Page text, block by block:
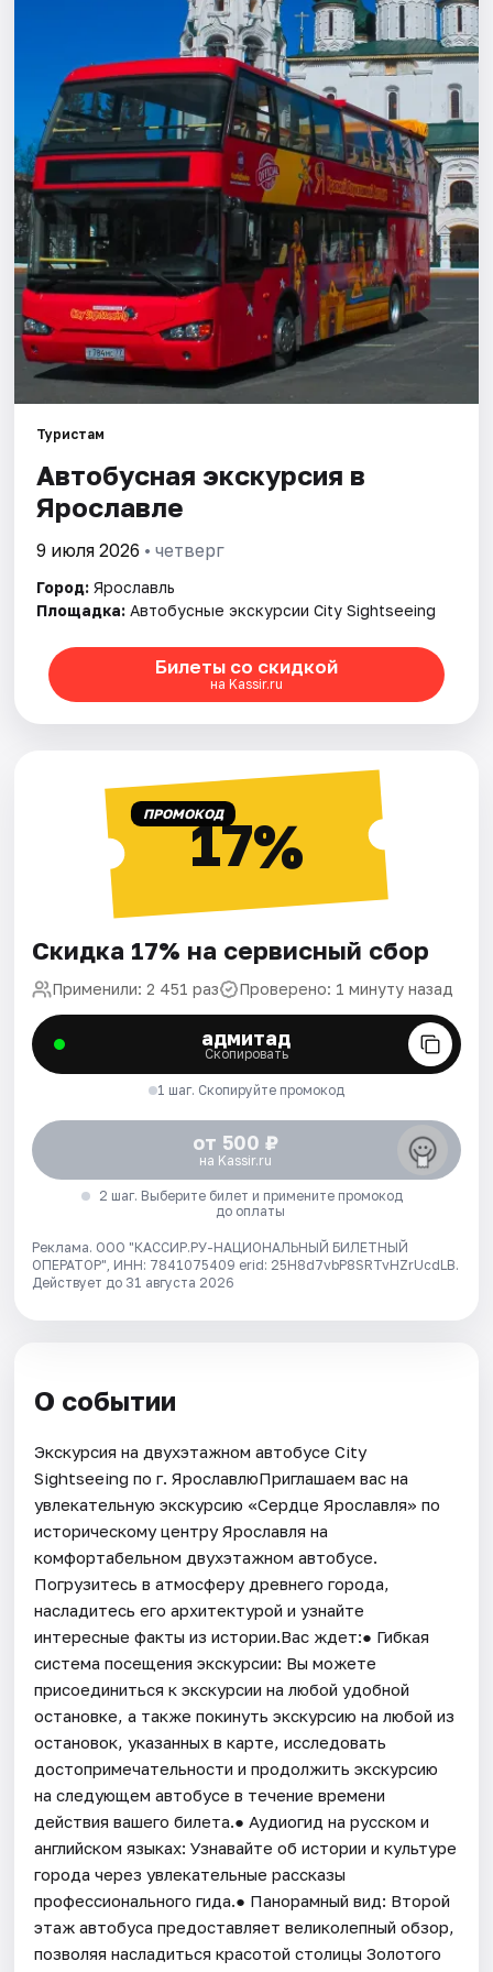
Площадки
Артисты
Рейтинги
Туристам
Автобусная экскурсия в
Ярославле
9 июля 2026 • четверг
Город: Ярославль
Площадка: Автобусные экскурсии City Sightseeing
Билеты со скидкой
на Kassir.ru
ПРОМОКОД17%
Скидка 17% на сервисный сбор
Применили: 2 451 раз Проверено: 1 минуту назад
адмитад
Скопировать
1 шаг. Скопируйте промокод
от 500 ₽
на Kassir.ru
2 шаг. Выберите билет и примените промокод
до оплаты
Реклама. ООО "КАССИР.РУ-НАЦИОНАЛЬНЫЙ БИЛЕТНЫЙ
ОПЕРАТОР", ИНН: 7841075409 erid: 25H8d7vbP8SRTvHZrUcdLB.
Действует до 31 августа 2026
О событии
Экскурсия на двухэтажном автобусе City
Sightseeing по г. ЯрославлюПриглашаем вас на
увлекательную экскурсию «Сердце Ярославля» по
историческому центру Ярославля на
комфортабельном двухэтажном автобусе.
Погрузитесь в атмосферу древнего города,
насладитесь его архитектурой и узнайте
интересные факты из истории.Вас ждет:● Гибкая
система посещения экскурсии: Вы можете
присоединиться к экскурсии на любой удобной
остановке, а также покинуть экскурсию на любой из
остановок, указанных в карте, исследовать
достопримечательности и продолжить экскурсию
на следующем автобусе в течение времени
действия вашего билета.● Аудиогид на русском и
английском языках: Узнавайте об истории и культуре
города через увлекательные рассказы
профессионального гида.● Панорамный вид: Второй
этаж автобуса предоставляет великолепный обзор,
позволяя насладиться красотой столицы Золотого